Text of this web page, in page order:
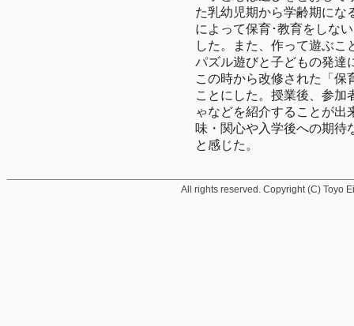
た乳幼児期から学齢期にな
によって保育･教育をしな
した。また、作って遊ぶこ
パズル遊びと子どもの発達
この時から改修された「保
ことにした。授業後、参加
ゃなどを紹介することが出
味・関心や入学後への期待
と感じた。